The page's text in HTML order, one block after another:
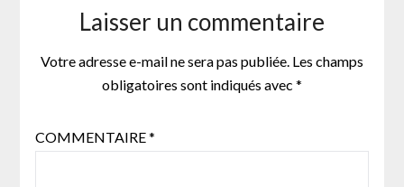
Laisser un commentaire
Votre adresse e-mail ne sera pas publiée. Les champs
obligatoires sont indiqués avec *
COMMENTAIRE*